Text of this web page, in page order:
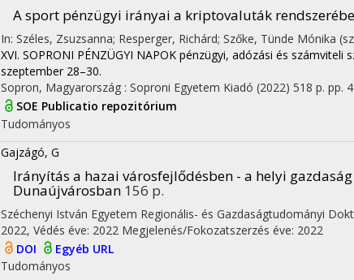
A sport pénzügyi irányai a kriptovaluták
In: Széles, Zsuzsanna; Resperger, Richárd; Szőke, Tünde Mónika
XVI. SOPRONI PÉNZÜGYI NAPOK pénzügyi, adózási és
szeptember 28–30.
Sopron, Magyarország : Soproni Egyetem Kiadó (2022) 518 p. pp.
SOE Publicatio repozitórium
Tudományos
Gajzágó, G
Irányítás a hazai városfejlődésben - a helyi
Dunaújvárosban 156 p.
Széchenyi István Egyetem Regionális- és Gazdaságtudományi
2022, Védés éve: 2022 Megjelenés/Fokozatszerzés éve: 2022
DOI
Egyéb URL
Tudományos